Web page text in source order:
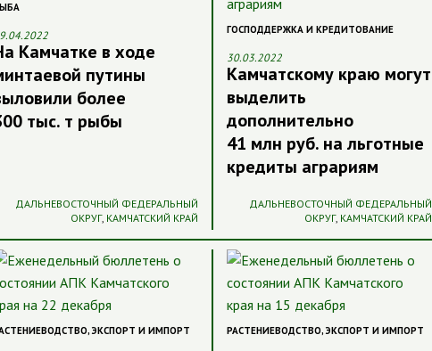
Камчатке в ходе
путины
более
тыс. т рыбы
ДАЛЬНЕВОСТОЧНЫЙ ФЕДЕРАЛЬНЫЙ
ОКРУГ, КАМЧАТСКИЙ КРАЙ
ГОСПОДДЕРЖКА И КРЕДИТОВАНИЕ
30.03.2022
Камчатскому краю могут
выделить
дополнительно
41 млн руб. на льготные
кредиты аграриям
ДАЛЬНЕВОСТОЧНЫЙ ФЕДЕРАЛЬНЫЙ
ОКРУГ, КАМЧАТСКИЙ КРАЙ
, ЭКСПОРТ И ИМПОРТ РАСТЕНИЕВОДСТВО, ЭКСПОРТ И ИМПОРТ